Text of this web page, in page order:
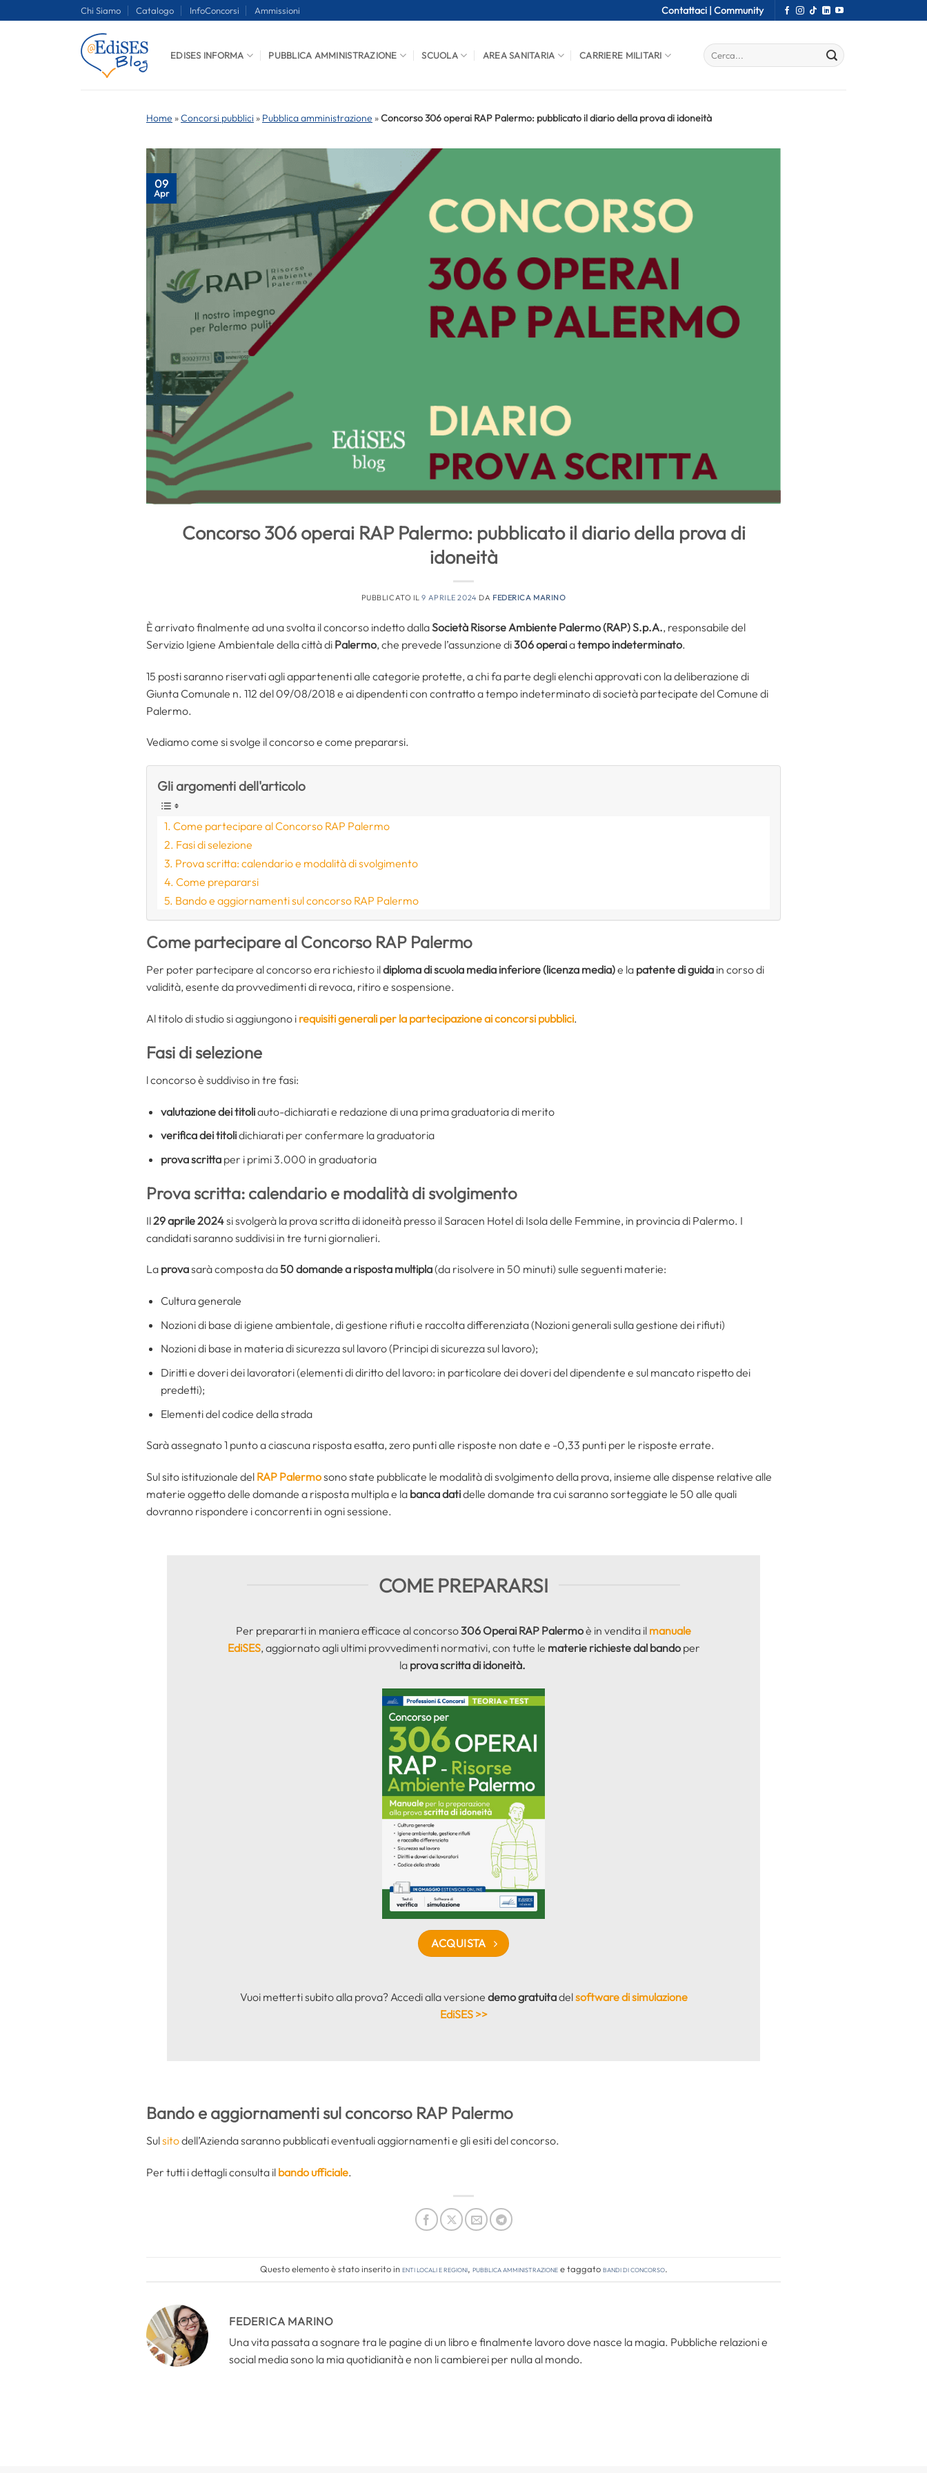
Chi Siamo Catalogo InfoConcorsi Ammissioni Contattaci | Community
EDISES INFORMA PUBBLICA AMMINISTRAZIONE SCUOLA AREA SANITARIA CARRIERE MILITARI
Home »Concorsi pubblici » Pubblica amministrazione »Concorso 306 operai RAP Palermo: pubblicato il diario della prova di idoneità
09
Apr
Concorso 306 operai RAP Palermo: pubblicato il diario della prova di
idoneità
PUBBLICATO IL9 APRILE 2024 DA FEDERICA MARINO
È arrivato finalmente ad una svolta il concorso indetto dallaSocietà Risorse Ambiente Palermo (RAP) S.p.A., responsabile del
Servizio Igiene Ambientale della città di Palermo, che prevede l’assunzione di306 operaiatempo indeterminato.
15 posti saranno riservati agli appartenenti alle categorie protette, a chi fa parte degli elenchi approvati con la deliberazione di
Giunta Comunale n. 112 del 09/08/2018 e ai dipendenti con contratto a tempo indeterminato di società partecipate del Comune di
Palermo.
Vediamo come si svolge il concorso e come prepararsi.
Gli argomenti dell'articolo
Come partecipare al Concorso RAP Palermo
Fasi di selezione
Prova scritta: calendario e modalità di svolgimento
Come prepararsi
Bando e aggiornamenti sul concorso RAP Palermo
Come partecipare al Concorso RAP Palermo
Per poter partecipare al concorso era richiesto ildiploma di scuola media inferiore (licenza media)e la patente di guida in corso di
validità, esente da provvedimenti di revoca, ritiro e sospensione.
Al titolo di studio si aggiungono i requisiti generali per la partecipazione ai concorsi pubblici.
Fasi di selezione
l concorso è suddiviso in tre fasi:
valutazione dei titoliauto-dichiarati e redazione di una prima graduatoria di merito
verifica dei titolidichiarati per confermare la graduatoria
prova scrittaper i primi 3.000 in graduatoria
Prova scritta: calendario e modalità di svolgimento
Il29 aprile 2024si svolgerà la prova scritta di idoneità presso il Saracen Hotel di Isola delle Femmine, in provincia di Palermo. I
candidati saranno suddivisi in tre turni giornalieri.
La provasarà composta da50 domande a risposta multipla(da risolvere in 50 minuti) sulle seguenti materie:
Cultura generale
Nozioni di base di igiene ambientale, di gestione rifiuti e raccolta differenziata (Nozioni generali sulla gestione dei rifiuti)
Nozioni di base in materia di sicurezza sul lavoro (Principi di sicurezza sul lavoro);
Diritti e doveri dei lavoratori (elementi di diritto del lavoro: in particolare dei doveri del dipendente e sul mancato rispetto dei
predetti);
Elementi del codice della strada
Sarà assegnato 1 punto a ciascuna risposta esatta, zero punti alle risposte non date e -0,33 punti per le risposte errate.
Sul sito istituzionale del RAP Palermosono state pubblicate le modalità di svolgimento della prova, insieme alle dispense relative alle
materie oggetto delle domande a risposta multipla e la banca datidelle domande tra cui saranno sorteggiate le 50 alle quali
dovranno rispondere i concorrenti in ogni sessione.
COME PREPARARSI
Per prepararti in maniera efficace al concorso306 Operai RAP Palermoè in vendita il manuale
EdiSES, aggiornato agli ultimi provvedimenti normativi, con tutte le materie richieste dal bandoper
la prova scritta di idoneità.
ACQUISTA
Vuoi metterti subito alla prova? Accedi alla versione demo gratuitadelsoftware di simulazione
EdiSES >>
Bando e aggiornamenti sul concorso RAP Palermo
Sulsitodell’Azienda saranno pubblicati eventuali aggiornamenti e gli esiti del concorso.
Per tutti i dettagli consulta il bando ufficiale.
Questo elemento è stato inserito inEnti locali e regioni, Pubblica amministrazionee taggatobandi di concorso.
FEDERICA MARINO
Una vita passata a sognare tra le pagine di un libro e finalmente lavoro dove nasce la magia. Pubbliche relazioni e
social media sono la mia quotidianità e non li cambierei per nulla al mondo.